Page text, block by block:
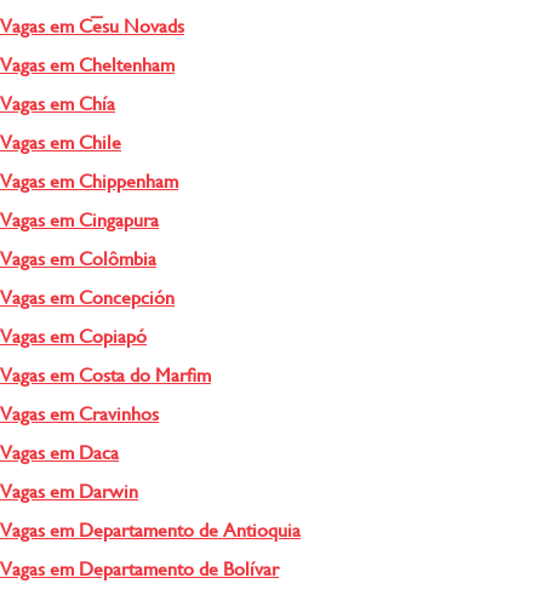
Vagas em Cēsu Novads
Vagas em Cheltenham
Vagas em Chía
Vagas em Chile
Vagas em Chippenham
Vagas em Cingapura
Vagas em Colômbia
Vagas em Concepción
Vagas em Copiapó
Vagas em Costa do Marfim
Vagas em Cravinhos
Vagas em Daca
Vagas em Darwin
Vagas em Departamento de Antioquia
Vagas em Departamento de Bolívar